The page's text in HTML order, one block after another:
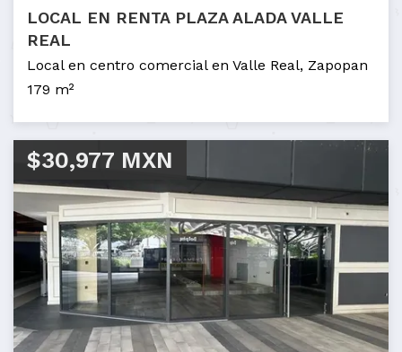
LOCAL EN RENTA PLAZA ALADA VALLE
REAL
Local en centro comercial en Valle Real, Zapopan
179 m²
$30,977 MXN